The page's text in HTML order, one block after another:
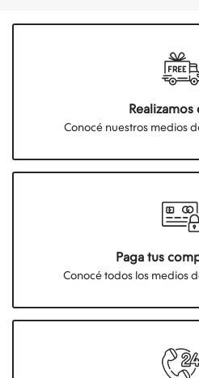
Realizamos
Conocé nuestros medios
Paga tus
Conocé todos los medios